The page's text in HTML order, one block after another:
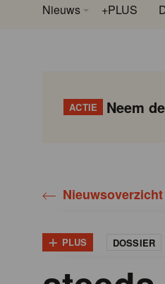
Nieuws +PLUS
ACTIE Neem
Nieuwsoverzicht
+ PLUS DOSSIER